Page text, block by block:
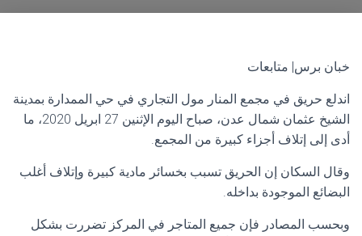
خبان برس| متابعات
اندلع حريق في مجمع المنار مول التجاري في حي الممدارة بمدينة
الشيخ عثمان شمال عدن، صباح اليوم الإثنين 27 ابريل 2020، ما
أدى إلى إتلاف أجزاء كبيرة من المجمع.
وقال السكان إن الحريق تسبب بخسائر مادية كبيرة وإتلاف أغلب
البضائع الموجودة بداخله.
وبحسب المصادر فإن جميع المتاجر في المركز تضررت بشكل